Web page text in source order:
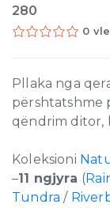
280
0
Pllaka nga
përshtatshme
qëndrim ditor,
Koleksioni
–11 ngjyra (
Tundra /